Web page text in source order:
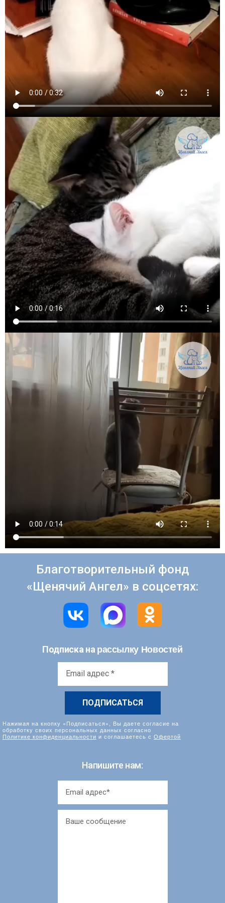
Благотворительный фонд
«Щенячий Ангел» в соцсетях:
Подписка на рассылку Новостей
Нажимая на кнопку «Подписаться», Вы даете согласие на
обработку своих персональных данных согласно
Политике конфиденциальности и соглашаетесь с Офертой
Напишите нам: